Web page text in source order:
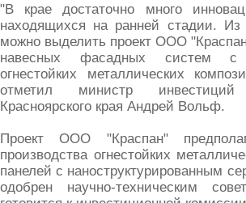
"В крае достаточно много
находящихся на ранней стадии. Из
можно выделить проект ООО
навесных фасадных систем с
огнестойких металлических
отметил министр
Красноярского края Андрей Вольф.
Проект ООО "Краспан"
производства огнестойких
панелей с наноструктурированным
одобрен научно-техническим